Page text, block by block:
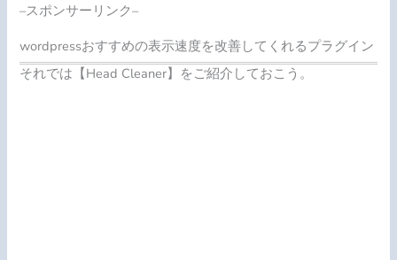
–スポンサーリンク–
wordpressおすすめの表示速度を改善してくれるプラグイン
それでは【Head Cleaner】をご紹介しておこう。